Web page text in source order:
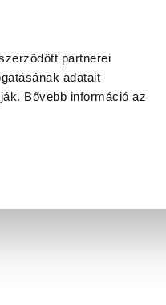
partnerei
adatait
Bővebb információ az